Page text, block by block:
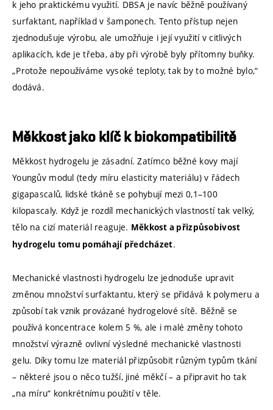
k jeho praktickému využití. DBSA je navíc běžně používaný
surfaktant, například v šamponech. Tento přístup nejen
zjednodušuje výrobu, ale umožňuje i její využití v citlivých
aplikacích, kde je třeba, aby při výrobě byly přítomny buňky.
„Protože nepoužíváme vysoké teploty, tak by to možné bylo,“
dodává.
Měkkost jako klíč k biokompatibilitě
Měkkost hydrogelu je zásadní. Zatímco běžné kovy mají
Youngův modul (tedy míru elasticity materiálu) v řádech
gigapascalů, lidské tkáně se pohybují mezi 0,1–100
kilopascaly. Když je rozdíl mechanických vlastností tak velký,
tělo na cizí materiál reaguje. Měkkost a přizpůsobivost
hydrogelu tomu pomáhají předcházet.
Mechanické vlastnosti hydrogelu lze jednoduše upravit
změnou množství surfaktantu, který se přidává k polymeru a
způsobí tak vznik provázané hydrogelové sítě. Běžně se
používá koncentrace kolem 5 %, ale i malé změny tohoto
množství výrazně ovlivní výsledné mechanické vlastnosti
gelu. Díky tomu lze materiál přizpůsobit různým typům tkání
– některé jsou o něco tužší, jiné měkčí – a připravit ho tak
„na míru“ konkrétnímu použití v těle.